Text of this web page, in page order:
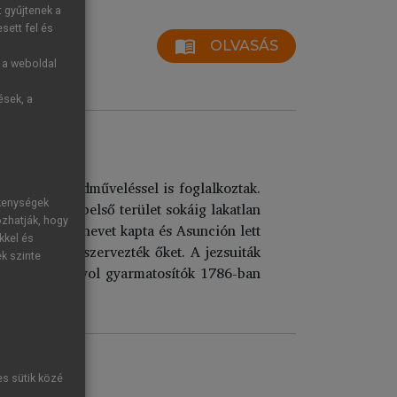
menu_book OLVASÁS
már földműveléssel is foglalkoztak.
miatt a belső terület sokáig lakatlan
Paraguay nevet kapta és Asunción lett
szervezték őket. A jezsuiták
A spanyol gyarmatosítók 1786-ban
a
fel és
weboldal
a
hogy
és
szinte
sütik közé